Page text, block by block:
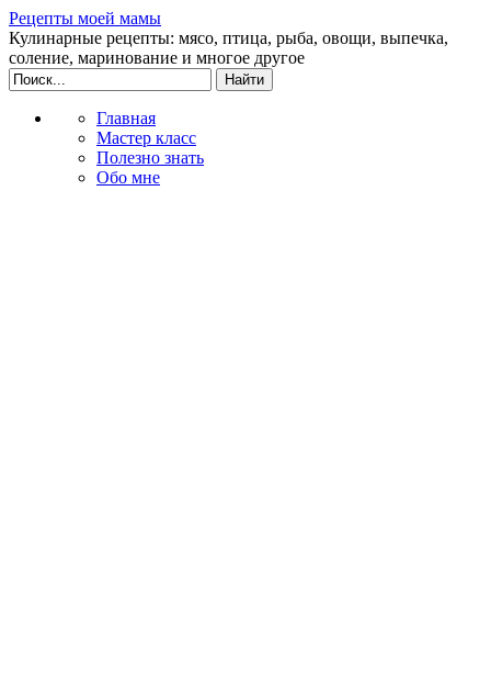
Рецепты моей мамы
Кулинарные рецепты: мясо, птица, рыба, овощи, выпечка,
соление, маринование и многое другое
Главная
Мастер класс
Полезно знать
Обо мне